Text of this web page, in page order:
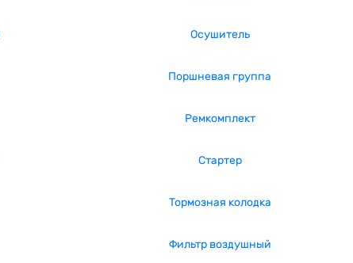
Осушитель
Поршневая группа
Ремкомплект
Стартер
Тормозная колодка
Фильтр воздушный